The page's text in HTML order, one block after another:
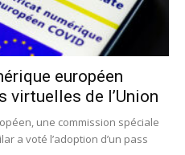
européen
virtuelles de l’Union
une commission spéciale
a voté l’adoption d’un pass